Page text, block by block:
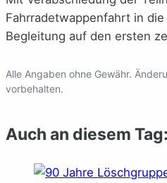
Fahrradetwappenfahrt in
Begleitung auf den ersten
Alle Angaben ohne Gewähr.
vorbehalten.
Auch an diesem Tag: